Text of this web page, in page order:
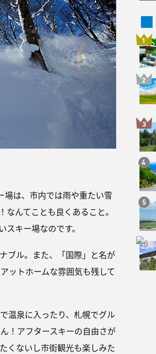
は、市内では雨や重たい雪
んてことも良くあること。
キー場なのです。
ブル。また、「国際」と名が
ットホームな雰囲気も残して
温泉に入ったり、札幌でグル
！アフタースキーの自由さが
くないし市街観光も楽しみた